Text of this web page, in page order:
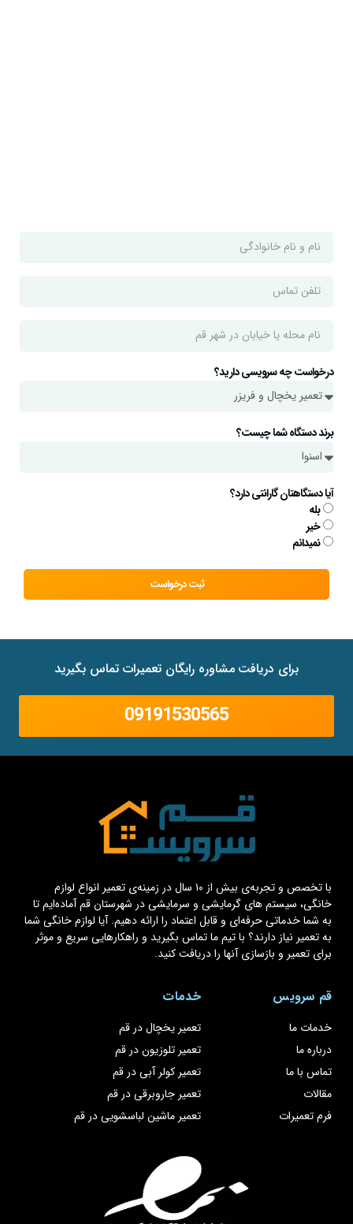
درخواست چه سرویسی دارید؟
برند دستگاه شما چیست؟
آیا دستگاهتان گارانتی دارد؟
بله
خیر
نمیدانم
ثبت درخواست
برای دریافت مشاوره رایگان تعمیرات تماس بگیرید
09191530565
با تخصص و تجربه‌ی بیش از ۱۰ سال در زمینه‌ی تعمیر انواع لوازم
خانگی، سیستم های گرمایشی و سرمایشی در شهرستان قم آماده‌ایم تا
به شما خدماتی حرفه‌ای و قابل اعتماد را ارائه دهیم. آیا لوازم خانگی شما
به تعمیر نیاز دارند؟ با تیم ما تماس بگیرید و راهکارهایی سریع و موثر
برای تعمیر و بازسازی آنها را دریافت کنید.
قم سرویس
خدمات ما
درباره ما
تماس با ما
مقالات
فرم تعمیرات
خدمات
تعمیر یخچال در قم
تعمیر تلوزیون در قم
تعمیر کولر آبی در قم
تعمیر جاروبرقی در قم
تعمیر ماشین لباسشویی در قم